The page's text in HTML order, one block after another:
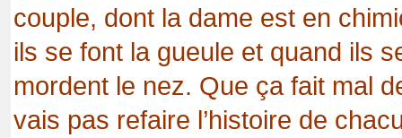
couple, dont la dame est en
ils se font la gueule et quand ils
mordent le nez. Que ça fait mal
vais pas refaire l’histoire de